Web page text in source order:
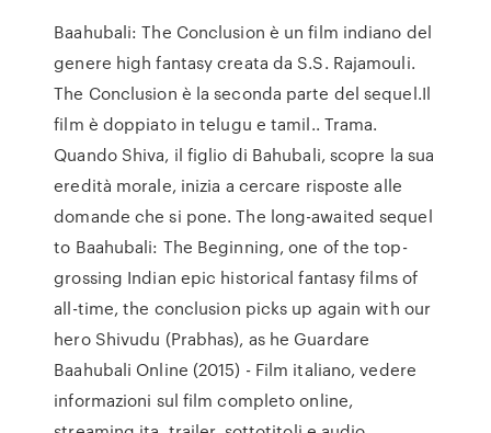
Baahubali: The Conclusion è un film indiano del
genere high fantasy creata da S.S. Rajamouli.
The Conclusion è la seconda parte del sequel.Il
film è doppiato in telugu e tamil.. Trama.
Quando Shiva, il figlio di Bahubali, scopre la sua
eredità morale, inizia a cercare risposte alle
domande che si pone. The long-awaited sequel
to Baahubali: The Beginning, one of the top-
grossing Indian epic historical fantasy films of
all-time, the conclusion picks up again with our
hero Shivudu (Prabhas), as he Guardare
Baahubali Online (2015) - Film italiano, vedere
informazioni sul film completo online,